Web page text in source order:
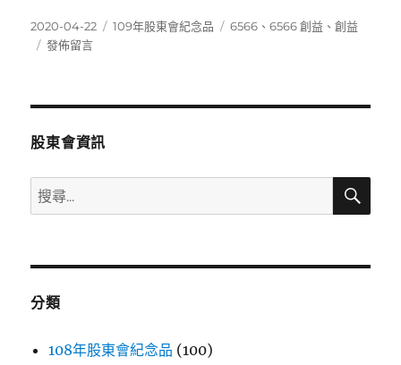
發
佈
2020-04-22
分
109年股東會紀念品
標
6566 、6566 創益 、創益
在
發佈留言
股東會資訊
搜
尋
鍵
搜
分類
108年股東會紀念品 (100)